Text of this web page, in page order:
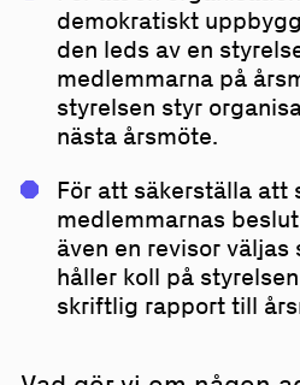
demokratiskt
den leds av en
medlemmarna på
styrelsen styr
nästa årsmöte.
För att säkerställa att
medlemmarnas
även en revisor väljas
håller koll på
skriftlig rapport till